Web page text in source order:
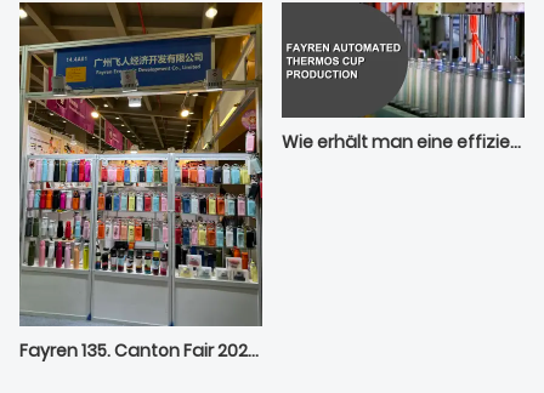
Fayren 135. Canton Fair 2024, neu eingetroffene faltbare Wasserflaschen erfreuen sich großer Beliebtheit
Wie erhält man eine effiziente automatisierte Produktionsmethode für Thermosbecher?